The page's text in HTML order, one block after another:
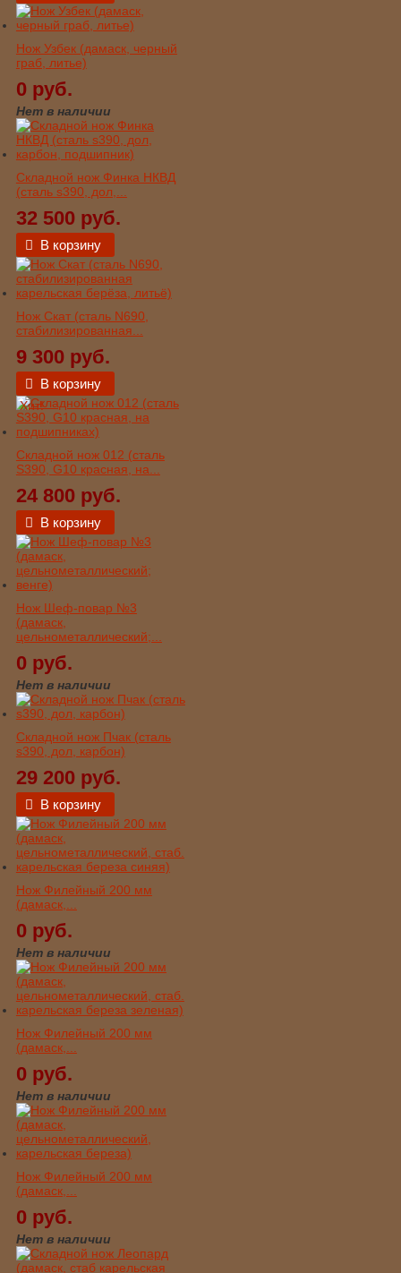
Нож Узбек (дамаск, черный
граб, литье)
0 руб.
Нет в наличии
Складной нож Финка НКВД
(сталь s390, дол,...
32 500 руб.
В корзину
Нож Скат (сталь N690,
стабилизированная...
9 300 руб.
В корзину
Хит!
Складной нож 012 (сталь
S390, G10 красная, на...
24 800 руб.
В корзину
Нож Шеф-повар №3
(дамаск,
цельнометаллический;...
0 руб.
Нет в наличии
Складной нож Пчак (сталь
s390, дол, карбон)
29 200 руб.
В корзину
Нож Филейный 200 мм
(дамаск,...
0 руб.
Нет в наличии
Нож Филейный 200 мм
(дамаск,...
0 руб.
Нет в наличии
Нож Филейный 200 мм
(дамаск,...
0 руб.
Нет в наличии